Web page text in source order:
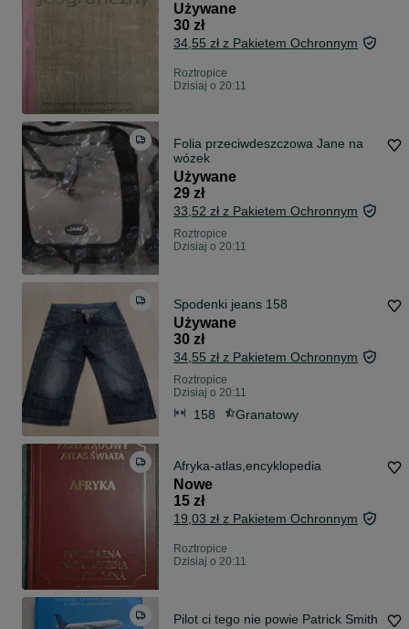
Używane
30 zł
34,55 zł z Pakietem Ochronnym
Roztropice
Dzisiaj o 20:11
Folia przeciwdeszczowa Jane na
wózek
Używane
29 zł
33,52 zł z Pakietem Ochronnym
Roztropice
Dzisiaj o 20:11
Spodenki jeans 158
Używane
30 zł
34,55 zł z Pakietem Ochronnym
Roztropice
Dzisiaj o 20:11
158 Granatowy
Afryka-atlas,encyklopedia
Nowe
15 zł
19,03 zł z Pakietem Ochronnym
Roztropice
Dzisiaj o 20:11
Pilot ci tego nie powie Patrick Smith